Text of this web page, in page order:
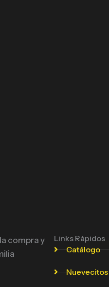
compra y
Links Rápidos
Catálogo
Nuevecitos